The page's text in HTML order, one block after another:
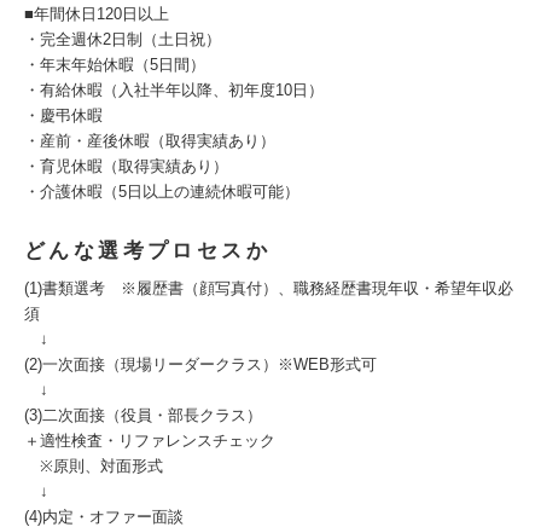
■年間休日120日以上
・完全週休2日制（土日祝）
・年末年始休暇（5日間）
・有給休暇（入社半年以降、初年度10日）
・慶弔休暇
・産前・産後休暇（取得実績あり）
・育児休暇（取得実績あり）
・介護休暇（5日以上の連続休暇可能）
どんな選考プロセスか
(1)書類選考 ※履歴書（顔写真付）、職務経歴書現年収・希望年収必
須
↓
(2)一次面接（現場リーダークラス）※WEB形式可
↓
(3)二次面接（役員・部長クラス）
＋適性検査・リファレンスチェック
※原則、対面形式
↓
(4)内定・オファー面談